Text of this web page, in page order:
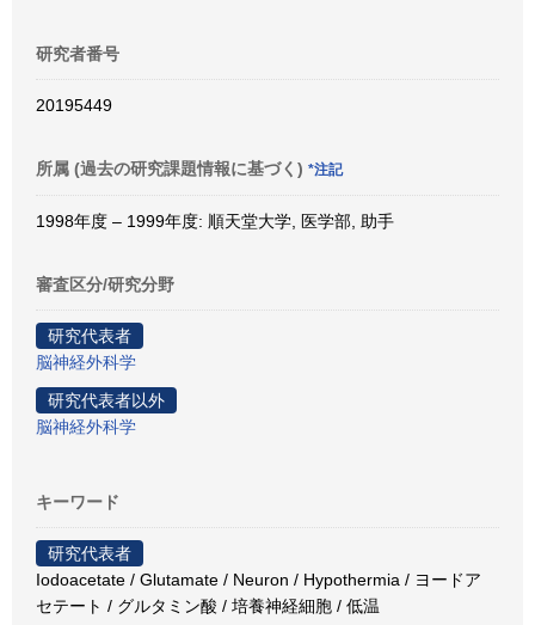
研究者番号
20195449
所属 (過去の研究課題情報に基づく) *注記
1998年度 – 1999年度: 順天堂大学, 医学部, 助手
審査区分/研究分野
研究代表者
脳神経外科学
研究代表者以外
脳神経外科学
キーワード
研究代表者
Iodoacetate / Glutamate / Neuron / Hypothermia / ヨードア
セテート / グルタミン酸 / 培養神経細胞 / 低温